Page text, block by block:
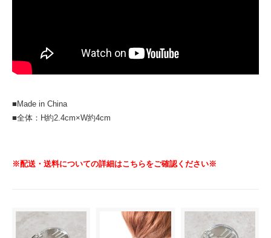
■Made in China
■全体：H約2.4cm×W約4cm
※配送・送料についての詳細はこちらをご確認ください※